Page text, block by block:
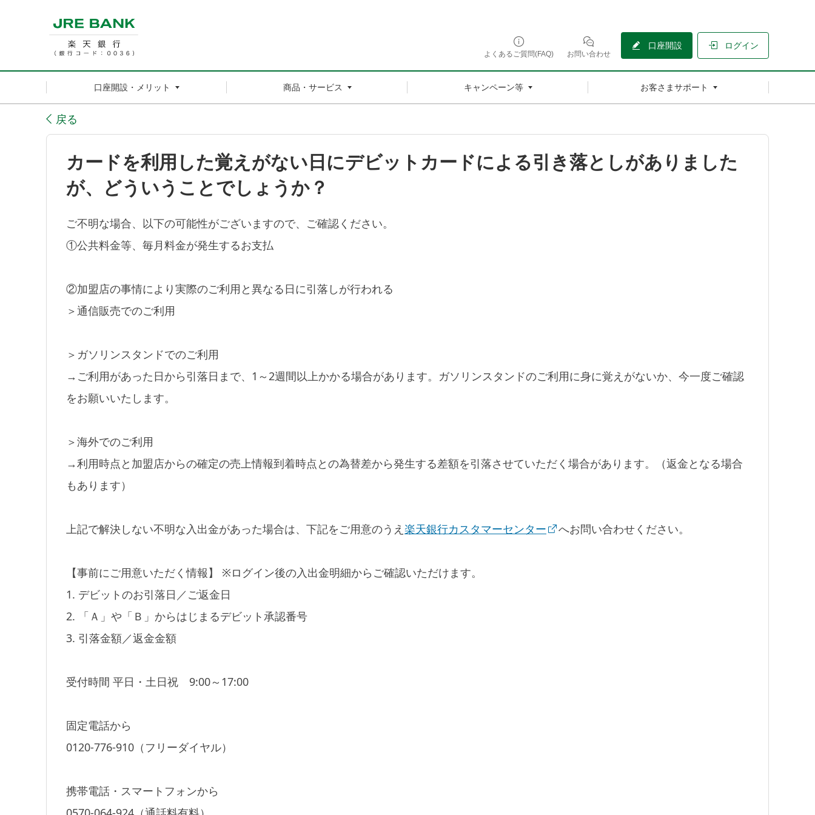
よくあるご質問(FAQ) お問い合わせ
口座開設 ログイン
口座開設・メリット 商品・サービス キャンペーン等 お客さまサポート
戻る
カードを利用した覚えがない日にデビットカードによる引き落としがありました
が、どういうことでしょうか？
ご不明な場合、以下の可能性がございますので、ご確認ください。
①公共料金等、毎月料金が発生するお支払
②加盟店の事情により実際のご利用と異なる日に引落しが行われる
＞通信販売でのご利用
＞ガソリンスタンドでのご利用
→ご利用があった日から引落日まで、1～2週間以上かかる場合があります。ガソリンスタンドのご利用に身に覚えがないか、今一度ご確認
をお願いいたします。
＞海外でのご利用
→利用時点と加盟店からの確定の売上情報到着時点との為替差から発生する差額を引落させていただく場合があります。（返金となる場合
もあります）
上記で解決しない不明な入出金があった場合は、下記をご用意のうえ 楽天銀行カスタマーセンター へお問い合わせください。
【事前にご用意いただく情報】 ※ログイン後の入出金明細からご確認いただけます。
1. デビットのお引落日／ご返金日
2. 「Ａ」や「Ｂ」からはじまるデビット承認番号
3. 引落金額／返金金額
受付時間 平日・土日祝 9:00～17:00
固定電話から
0120-776-910（フリーダイヤル）
携帯電話・スマートフォンから